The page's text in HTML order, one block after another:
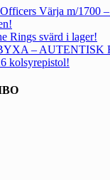
Värja m/1700
Rings svärd i lager!
– AUTENTISK
kolsyrepistol!